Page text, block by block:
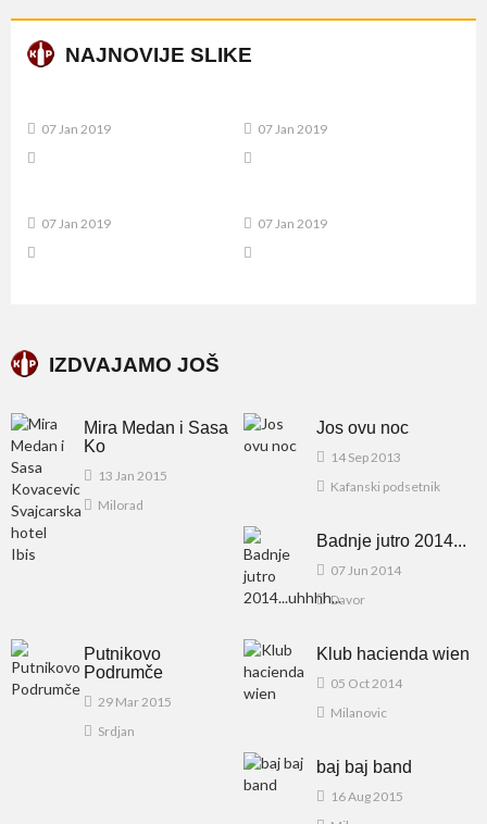
NAJNOVIJE SLIKE
07 Jan 2019 07 Jan 2019
07 Jan 2019 07 Jan 2019
IZDVAJAMO JOŠ
Mira Medan i Sasa
Ko
13 Jan 2015
Milorad
Jos ovu noc
14 Sep 2013
Kafanski podsetnik
Badnje jutro 2014...
07 Jun 2014
Davor
Putnikovo
Podrumče
29 Mar 2015
Srdjan
Klub hacienda wien
05 Oct 2014
Milanovic
baj baj band
16 Aug 2015